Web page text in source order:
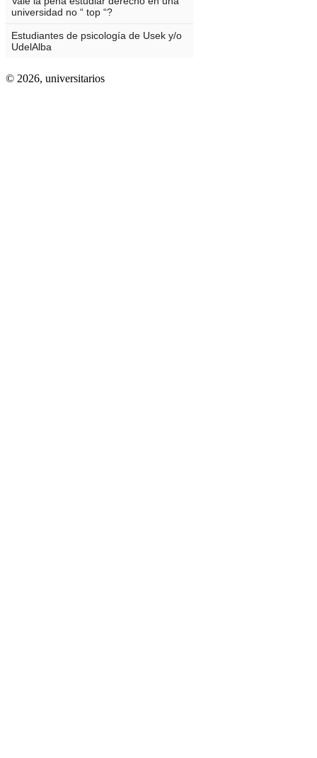
© 2026, universitarios